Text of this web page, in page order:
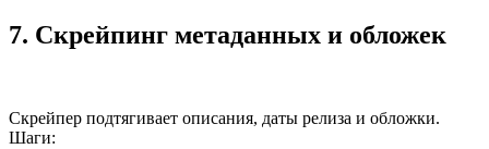
7. Скрейпинг метаданных и обложек
Скрейпер подтягивает описания, даты релиза и обложки.
Шаги: